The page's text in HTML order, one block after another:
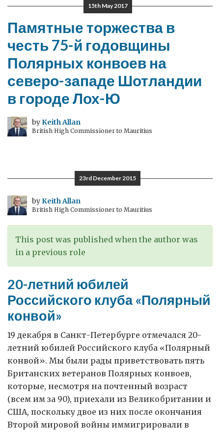
15th May 2017
Памятные торжества в
честь 75-й годовщины
Полярных конвоев на
северо-западе Шотландии
в городе Лох-Ю
byKeith Allan
British High Commissioner to Mauritius
23rd December 2015
byKeith Allan
British High Commissioner to Mauritius
This post was published when the author was
in a previous role
20-летний юбилей
Российского клуба «Полярный
конвой»
19 декабря в Санкт-Петербурге отмечался 20-
летний юбилей Российского клуба «Полярный
конвой». Мы были рады приветствовать пять
Британских ветеранов Полярных конвоев,
которые, несмотря на почтенный возраст
(всем им за 90), приехали из Великобритании и
США, поскольку двое из них после окончания
Второй мировой войны иммигрировали в